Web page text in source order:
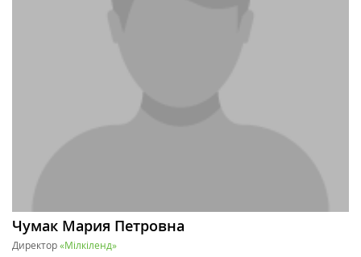
Чумак Мария Петровна
Директор«Мілкіленд»